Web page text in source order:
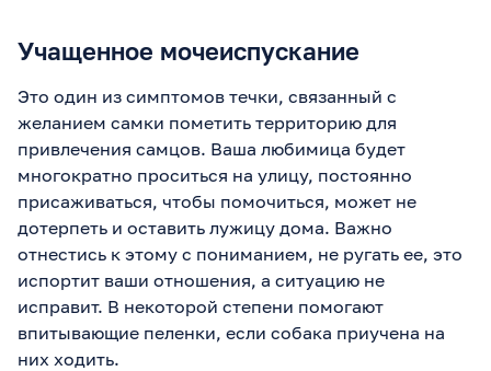
Учащенное мочеиспускание
Это один из симптомов течки, связанный с
желанием самки пометить территорию для
привлечения самцов. Ваша любимица будет
многократно проситься на улицу, постоянно
присаживаться, чтобы помочиться, может не
дотерпеть и оставить лужицу дома. Важно
отнестись к этому с пониманием, не ругать ее, это
испортит ваши отношения, а ситуацию не
исправит. В некоторой степени помогают
впитывающие пеленки, если собака приучена на
них ходить.